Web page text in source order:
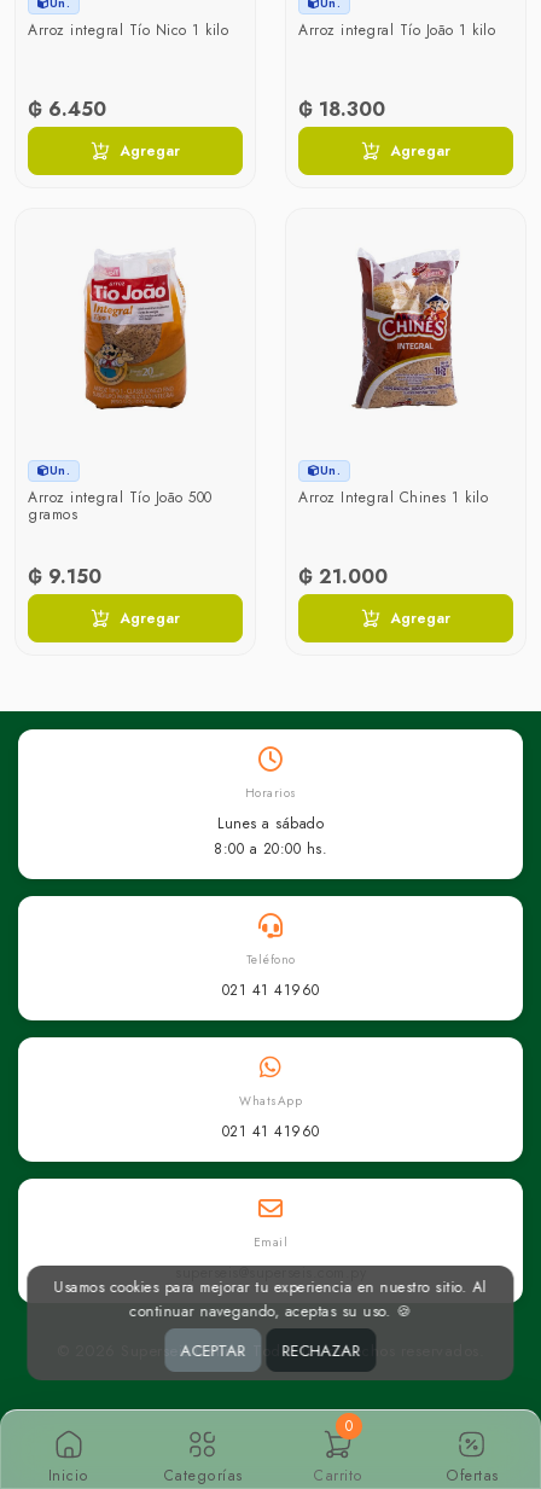
Arroz integral Tío Nico 1 kilo
₲ 6.450
Agregar
Arroz integral Tío João 1 kilo
₲ 18.300
Agregar
Un.
Arroz integral Tío João 500
gramos
₲ 9.150
Agregar
Un.
Arroz Integral Chines 1 kilo
₲ 21.000
Agregar
Inicio Categorías
0
Carrito Ofertas
Horarios
Lunes a sábado
8:00 a 20:00 hs.
Teléfono
021 41 41960
WhatsApp
021 41 41960
Email
superseis@superseis.com.py
© 2026 Superseis Online. Todos los derechos reservados.
Usamos cookies para mejorar tu experiencia en nuestro sitio. Al
continuar navegando, aceptas su uso. 🍪
ACEPTAR RECHAZAR